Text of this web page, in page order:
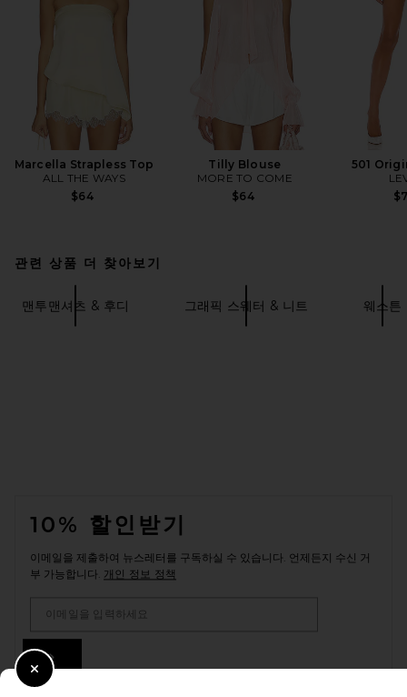
Marcella Strapless Top
ALL THE WAYS
$64
Tilly Blouse
MORE TO COME
$64
501
관련 상품 더 찾아보기
맨투맨셔츠 & 후디 그래픽 스웨터 & 니트 웨스튼
10% 할인받기
이메일을 제출하여 뉴스레터를 구독하실 수 있습니다. 언제든지 수신 거
부 가능합니다. 개인 정보 정책
Close Modal